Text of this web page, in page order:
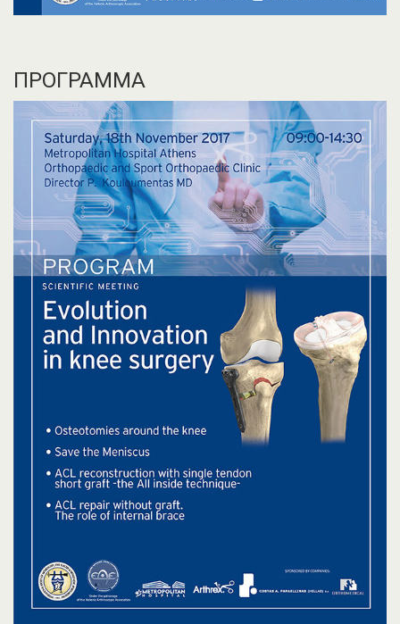
ΠΡΟΓΡΑΜΜΑ